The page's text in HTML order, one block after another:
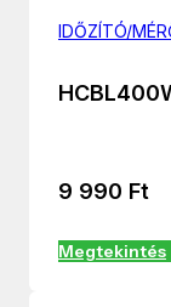
IDŐZÍTÓ/
9 990 Ft
Megtekintés